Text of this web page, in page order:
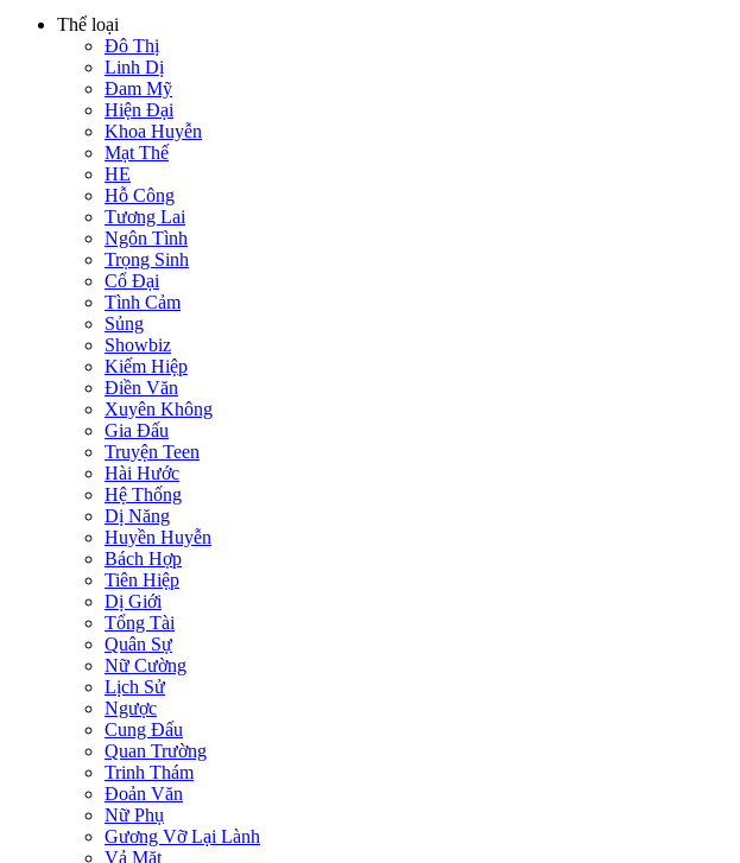
Thể loại
Đô Thị
Linh Dị
Đam Mỹ
Hiện Đại
Khoa Huyễn
Mạt Thế
HE
Hỗ Công
Tương Lai
Ngôn Tình
Trọng Sinh
Cổ Đại
Tình Cảm
Sủng
Showbiz
Kiếm Hiệp
Điền Văn
Xuyên Không
Gia Đấu
Truyện Teen
Hài Hước
Hệ Thống
Dị Năng
Huyền Huyễn
Bách Hợp
Tiên Hiệp
Dị Giới
Tổng Tài
Quân Sự
Nữ Cường
Lịch Sử
Ngược
Cung Đấu
Quan Trường
Trinh Thám
Đoản Văn
Nữ Phụ
Gương Vỡ Lại Lành
Vả Mặt